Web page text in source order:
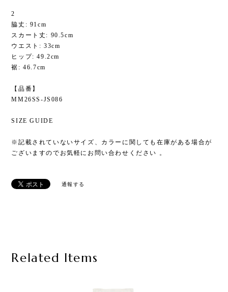
2
脇丈: 91cm
スカート丈: 90.5cm
ウエスト: 33cm
ヒップ: 49.2cm
裾: 46.7cm
【品番】
MM26SS-JS086
SIZE GUIDE
※記載されていないサイズ、カラーに関しても在庫がある場合が
ございますのでお気軽にお問い合わせください 。
通報する
Related Items